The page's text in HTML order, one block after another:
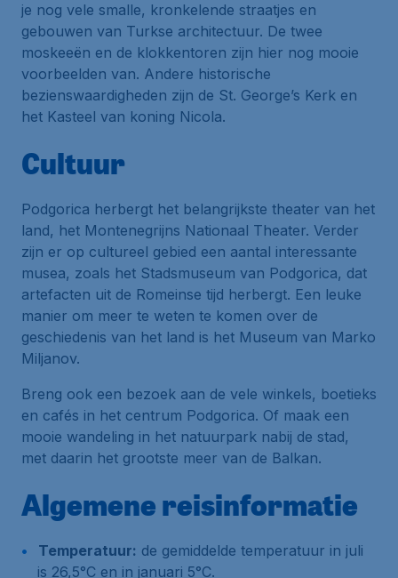
je nog vele smalle, kronkelende straatjes en
gebouwen van Turkse architectuur. De twee
moskeeën en de klokkentoren zijn hier nog mooie
voorbeelden van. Andere historische
bezienswaardigheden zijn de St. George’s Kerk en
het Kasteel van koning Nicola.
Cultuur
Podgorica herbergt het belangrijkste theater van het
land, het Montenegrijns Nationaal Theater. Verder
zijn er op cultureel gebied een aantal interessante
musea, zoals het Stadsmuseum van Podgorica, dat
artefacten uit de Romeinse tijd herbergt. Een leuke
manier om meer te weten te komen over de
geschiedenis van het land is het Museum van Marko
Miljanov.
Breng ook een bezoek aan de vele winkels, boetieks
en cafés in het centrum Podgorica. Of maak een
mooie wandeling in het natuurpark nabij de stad,
met daarin het grootste meer van de Balkan.
Algemene reisinformatie
Temperatuur: de gemiddelde temperatuur in juli
is 26,5°C en in januari 5°C.